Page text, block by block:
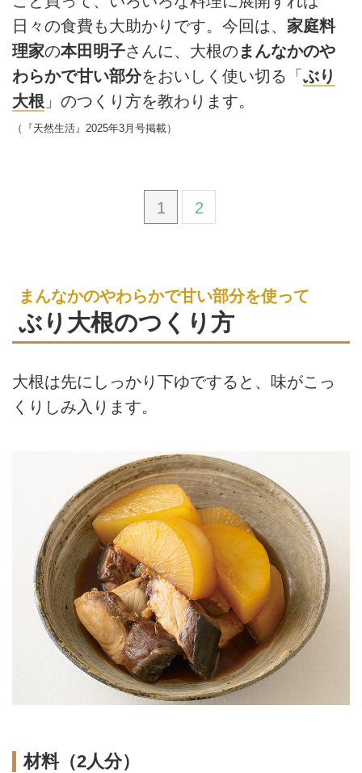
日々の食費も大助かりです。今回は、 家庭料
理家の本田明子さんに、大根の まんなかのや
わらかで甘い部分をおいしく使い切る「 ぶり
大根 」のつくり方を教わります。
（『天然生活』2025年3月号掲載）
1 2
まんなかのやわらかで甘い部分を使って
ぶり大根のつくり方
大根は先にしっかり下ゆですると、味がこっ
くりしみ入ります。
材料（2人分）